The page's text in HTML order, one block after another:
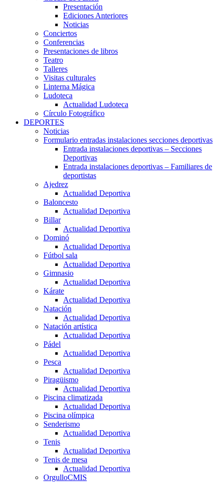
Presentación
Ediciones Anteriores
Noticias
Conciertos
Conferencias
Presentaciones de libros
Teatro
Talleres
Visitas culturales
Linterna Mágica
Ludoteca
Actualidad Ludoteca
Círculo Fotográfico
DEPORTES
Noticias
Formulario entradas instalaciones secciones deportivas
Entrada instalaciones deportivas – Secciones
Deportivas
Entrada instalaciones deportivas – Familiares de
deportistas
Ajedrez
Actualidad Deportiva
Baloncesto
Actualidad Deportiva
Billar
Actualidad Deportiva
Dominó
Actualidad Deportiva
Fútbol sala
Actualidad Deportiva
Gimnasio
Actualidad Deportiva
Kárate
Actualidad Deportiva
Natación
Actualidad Deportiva
Natación artística
Actualidad Deportiva
Pádel
Actualidad Deportiva
Pesca
Actualidad Deportiva
Piragüismo
Actualidad Deportiva
Piscina climatizada
Actualidad Deportiva
Piscina olímpica
Senderismo
Actualidad Deportiva
Tenis
Actualidad Deportiva
Tenis de mesa
Actualidad Deportiva
OrgulloCMIS